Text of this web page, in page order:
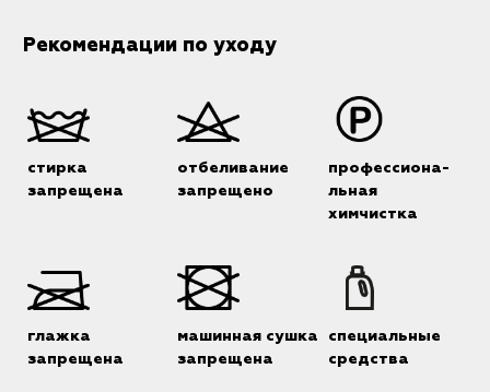
Рекомендации по уходу
стирка
запрещена
отбеливание
запрещено
профессиона-
льная
химчистка
глажка
запрещена
машинная сушка
запрещена
специальные
средства